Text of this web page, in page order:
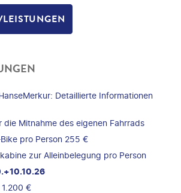
Detaillierte Informationen
die Mitnahme des eigenen Fahrrads
pro Person 255 €
zur Alleinbelegung pro Person
€